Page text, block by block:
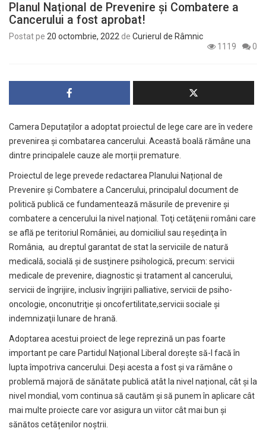
Planul Național de Prevenire și Combatere a
Cancerului a fost aprobat!
Postat pe 20 octombrie, 2022 de Curierul de Râmnic
1119
0
Camera Deputaților a adoptat proiectul de lege care are în vedere
prevenirea și combatarea cancerului. Această boală rămâne una
dintre principalele cauze ale morții premature.
Proiectul de lege prevede redactarea Planului Național de
Prevenire și Combatere a Cancerului, principalul document de
politică publică ce fundamentează măsurile de prevenire și
combatere a cencerului la nivel național. Toţi cetăţenii români care
se află pe teritoriul României, au domiciliul sau reşedinţa în
România, au dreptul garantat de stat la serviciile de natură
medicală, socială şi de susţinere psihologică, precum: servicii
medicale de prevenire, diagnostic şi tratament al cancerului,
servicii de îngrijire, inclusiv îngrijiri palliative, servicii de psiho-
oncologie, onconutriţie şi oncofertilitate,servicii sociale şi
indemnizaţii lunare de hrană.
Adoptarea acestui proiect de lege reprezină un pas foarte
important pe care Partidul Național Liberal dorește să-l facă în
lupta împotriva cancerului. Deși acesta a fost și va rămâne o
problemă majoră de sănătate publică atât la nivel național, cât și la
nivel mondial, vom continua să cautăm și să punem în aplicare cât
mai multe proiecte care vor asigura un viitor cât mai bun și
sănătos cetățenilor noștrii.